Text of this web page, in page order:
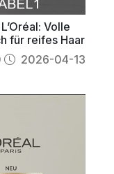
Volle
für reifes Haar
2026-04-13